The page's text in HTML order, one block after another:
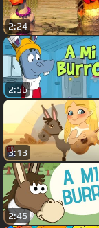
2:24
2:56
3:13
2:45